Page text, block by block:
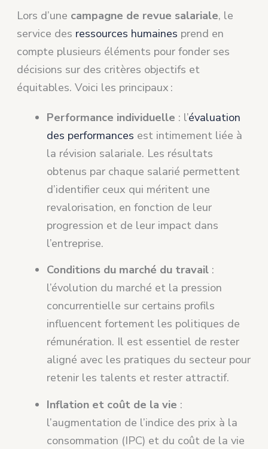
Lors d’une campagne de revue salariale, le
service des ressources humaines prend en
compte plusieurs éléments pour fonder ses
décisions sur des critères objectifs et
équitables. Voici les principaux :
Performance individuelle : l’évaluation
des performances est intimement liée à
la révision salariale. Les résultats
obtenus par chaque salarié permettent
d’identifier ceux qui méritent une
revalorisation, en fonction de leur
progression et de leur impact dans
l’entreprise.
Conditions du marché du travail :
l’évolution du marché et la pression
concurrentielle sur certains profils
influencent fortement les politiques de
rémunération. Il est essentiel de rester
aligné avec les pratiques du secteur pour
retenir les talents et rester attractif.
Inflation et coût de la vie :
l’augmentation de l’indice des prix à la
consommation (IPC) et du coût de la vie